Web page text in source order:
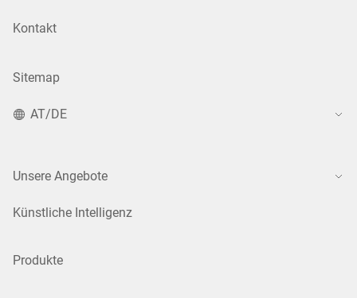
Kontakt
Sitemap
AT/DE
Unsere Angebote
Künstliche Intelligenz
Produkte